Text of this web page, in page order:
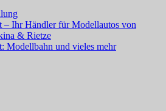
– Ihr Händler für Modellautos von
& Rietze
Modellbahn und vieles mehr